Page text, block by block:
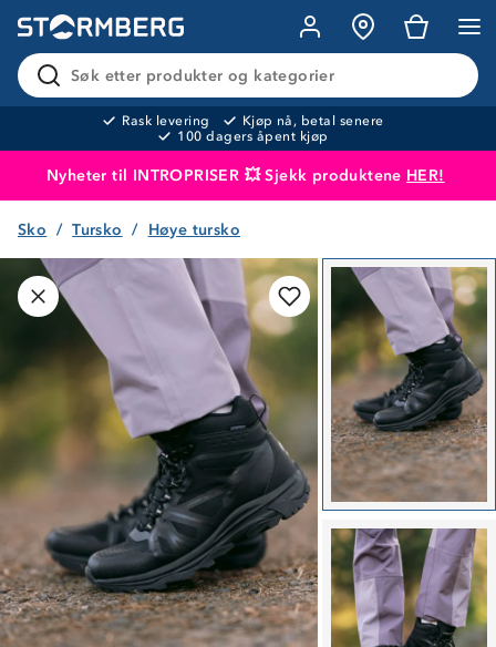
Søk etter produkter og kategorier
Rask levering
Kjøp nå, betal senere
100 dagers åpent kjøp
Nyheter til INTROPRISER 💥 Sjekk produktene HER!
Produktet er lagt i handlekurven
Sko Tursko Høye tursko